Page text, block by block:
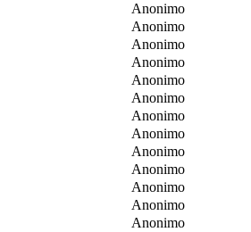
Anonimo
Anonimo
Anonimo
Anonimo
Anonimo
Anonimo
Anonimo
Anonimo
Anonimo
Anonimo
Anonimo
Anonimo
Anonimo